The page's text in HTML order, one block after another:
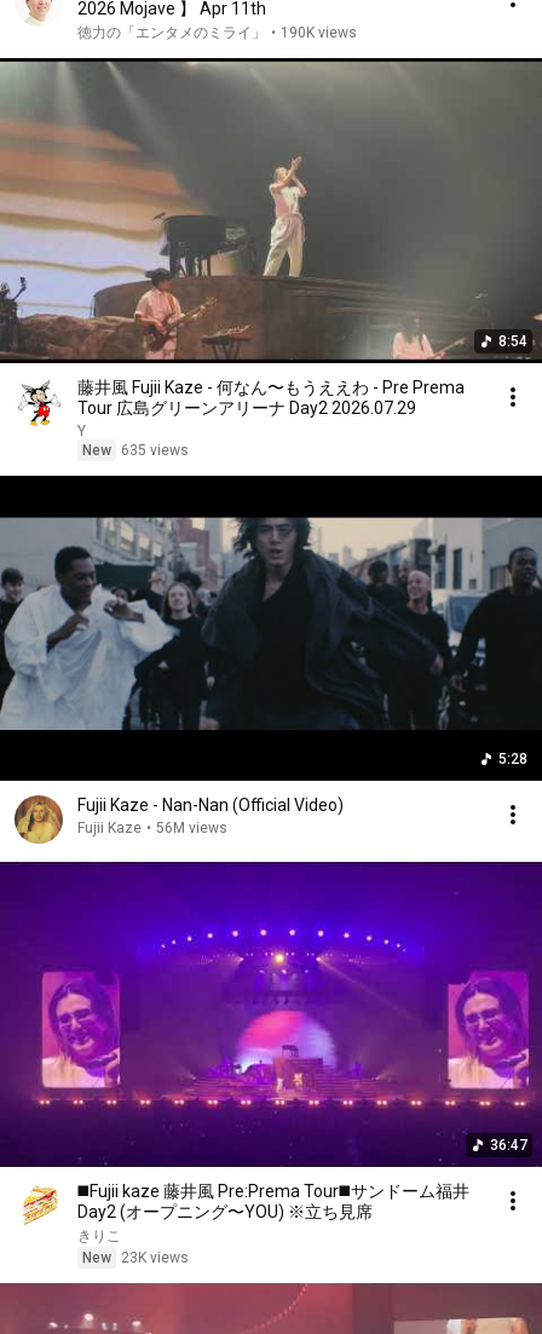
2026 Mojave 】 Apr 11th
徳力の「エンタメのミライ」 • 190K views
8:54
藤井風 Fujii Kaze - 何なん〜もうええわ - Pre Prema
Tour 広島グリーンアリーナ Day2 2026.07.29
Y
New
635 views
5:28
Fujii Kaze - Nan-Nan (Official Video)
Fujii Kaze • 56M views
36:47
◼️Fujii kaze 藤井風 Pre:Prema Tour◼️サンドーム福井
Day2 (オープニング〜YOU) ※立ち見席
きりこ
New
23K views